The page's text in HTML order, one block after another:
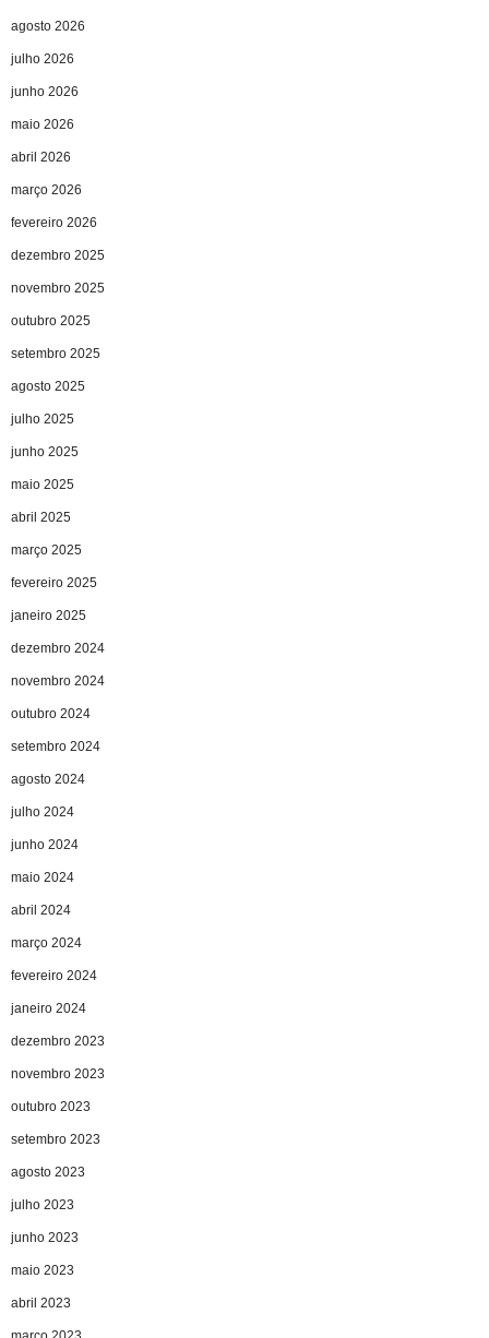
agosto 2026
julho 2026
junho 2026
maio 2026
abril 2026
março 2026
fevereiro 2026
dezembro 2025
novembro 2025
outubro 2025
setembro 2025
agosto 2025
julho 2025
junho 2025
maio 2025
abril 2025
março 2025
fevereiro 2025
janeiro 2025
dezembro 2024
novembro 2024
outubro 2024
setembro 2024
agosto 2024
julho 2024
junho 2024
maio 2024
abril 2024
março 2024
fevereiro 2024
janeiro 2024
dezembro 2023
novembro 2023
outubro 2023
setembro 2023
agosto 2023
julho 2023
junho 2023
maio 2023
abril 2023